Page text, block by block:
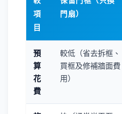
項
目
門扇）
預
算
花
費
較低（省去拆框、
買框及修補牆面費
用）